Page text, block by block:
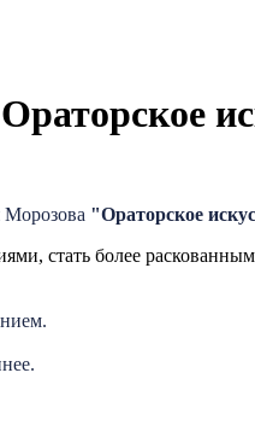
Морозова "Ораторское
стать более